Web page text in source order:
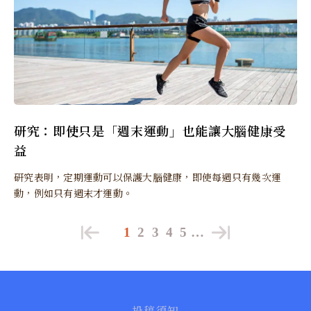
研究：即使只是「週末運動」也能讓大腦健康受
益
研究表明，定期運動可以保護大腦健康，即使每週只有幾次運
動，例如只有週末才運動。
1 2 3 4 5 …